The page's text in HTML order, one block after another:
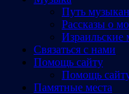
Путь
Рассказы о
Израильские
Cвязаться с нами
Помощь сайту
Помощь
Памятные места